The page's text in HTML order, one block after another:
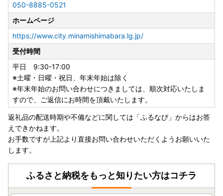
【書類の発送について（年末年始以外）】
※重要※返礼品とは別に、ご入金確認後2週間以内に発送いた
します。
なお、ワンストップ特例申請書は、ご要望の寄附者様のみ同
封いたします。
【ワンストップ特例申請アプリ『IAM＜アイアム＞』のお知
らせ】
スマホのみでワンストップ特例申請を完結できるアプリ『IA
スマホやパソコンで複数自治体の管理やワンストップ特例申
請ができるようになりました。
詳細についてはこちらをご確認ください。
【返礼品のお届けについて】
・返礼品につきましては、提供事業者より直接お届け致しま
050-8885-0521
ホームページ
https://www.city.minamishimabara.lg.jp/
受付時間
平日 9:30-17:00
※土曜・日曜・祝日、年末年始は除く
※年末年始のお問い合わせにつきましては、順次対応いたしま
すので、ご返信にお時間を頂戴いたします。
返礼品の配送時期や不備などに関しては「ふるなび」からはお答
えできかねます。
お手数ですが上記より直接お問い合わせいただくようお願いいた
します。
ふるさと納税をもっと知りたい方はコチラ